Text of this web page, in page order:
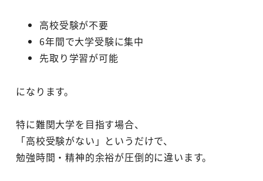
高校受験が不要
6年間で大学受験に集中
先取り学習が可能
になります。
特に難関大学を目指す場合、
「高校受験がない」というだけで、
勉強時間・精神的余裕が圧倒的に違います。